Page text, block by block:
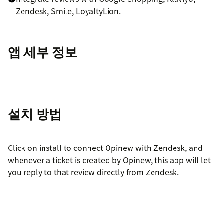
Zendesk, Smile, LoyaltyLion.
앱 세부 정보
설치 방법
Click on install to connect Opinew with Zendesk, and
whenever a ticket is created by Opinew, this app will let
you reply to that review directly from Zendesk.